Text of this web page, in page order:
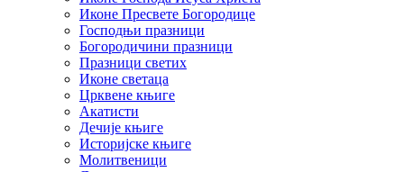
Иконе Пресвете Богородице
Господњи празници
Богородичини празници
Празници светих
Иконе светаца
Црквене књиге
Акатисти
Дечије књиге
Историјске књиге
Молитвеници